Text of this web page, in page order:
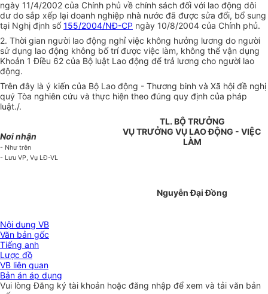
ngày 11/4/2002 của Chính phủ về chính sách đối với lao động dôi
dư do sắp xếp lại doanh nghiệp nhà nước đã được sửa đổi, bổ sung
tại Nghị định số155/2004/NĐ-CP ngày 10/8/2004 của Chính phủ.
2. Thời gian người lao động nghỉ việc không hưởng lương do người
sử dụng lao động không bố trí được việc làm, không thể vận dụng
Khoản 1 Điều 62 của Bộ luật Lao động để trả lương cho người lao
động.
Trên đây là ý kiến của Bộ Lao động - Thương binh và Xã hội đề nghị
quý Tòa nghiên cứu và thực hiện theo đúng quy định của pháp
luật./.
Nơi nhận
- Như trên
- Lưu VP, Vụ LĐ-VL
TL. BỘ TRƯỞNG
VỤ TRƯỞNG VỤ LAO ĐỘNG - VIỆC
LÀM
Nguyễn Đại Đồng
Nội dung VB
Văn bản gốc
Tiếng anh
Lược đồ
VB liên quan
Bản án áp dụng
Vui lòngĐăng ký tài khoản hoặc đăng nhập để xem và tải văn bản